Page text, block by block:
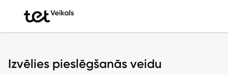
Izvēlies pieslēgšanās veidu